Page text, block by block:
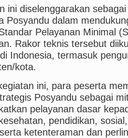
ini diselenggarakan
Posyandu dalam
Pelayanan Minimal
Rakor teknis tersebut
Indonesia, termasuk
kota.
ini, para peserta
Posyandu sebagai
pelayanan dasar
pendidikan,
ketenteraman dan